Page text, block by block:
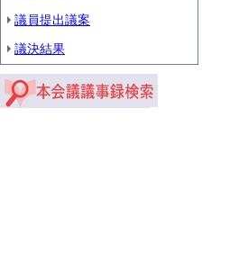
議員提出議案
議決結果